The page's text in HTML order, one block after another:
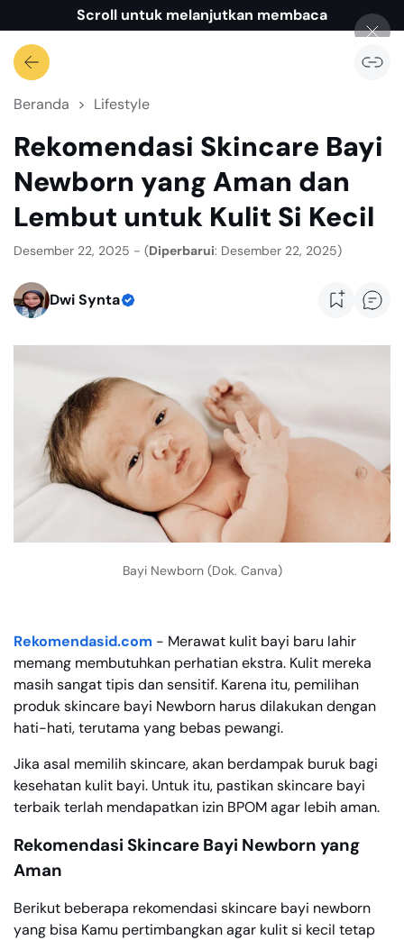
Scroll untuk melanjutkan membaca
Beranda Lifestyle
Rekomendasi Skincare Bayi
Newborn yang Aman dan
Lembut untuk Kulit Si Kecil
Desember 22, 2025 - (Diperbarui: Desember 22, 2025)
Dwi Synta
Bayi Newborn (Dok. Canva)
Rekomendasid.com - Merawat kulit bayi baru lahir
memang membutuhkan perhatian ekstra. Kulit mereka
masih sangat tipis dan sensitif. Karena itu, pemilihan
produk skincare bayi Newborn harus dilakukan dengan
hati-hati, terutama yang bebas pewangi.
Jika asal memilih skincare, akan berdampak buruk bagi
kesehatan kulit bayi. Untuk itu, pastikan skincare bayi
terbaik terlah mendapatkan izin BPOM agar lebih aman.
Rekomendasi Skincare Bayi Newborn yang
Aman
Berikut beberapa rekomendasi skincare bayi newborn
yang bisa Kamu pertimbangkan agar kulit si kecil tetap